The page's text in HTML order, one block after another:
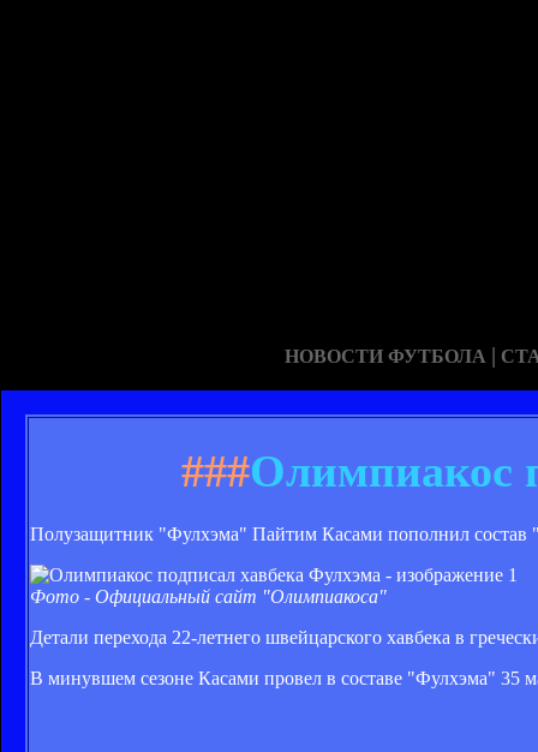
НОВОСТИ ФУТБОЛА |
###Олимпиакос
Полузащитник "Фулхэма" Пайтим Касами пополнил состав
Фото - Официальный сайт "Олимпиакоса"
Детали перехода 22-летнего швейцарского хавбека в
В минувшем сезоне Касами провел в составе "Фулхэма" 35